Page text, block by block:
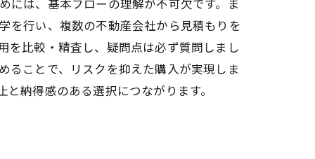
には、基本フローの理解が不可欠です。ま
を行い、複数の不動産会社から見積もりを
を比較・精査し、疑問点は必ず質問しまし
ることで、リスクを抑えた購入が実現しま
納得感のある選択につながります。